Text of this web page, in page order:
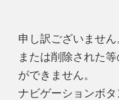
申し訳ございませ
または削除された
ができません。
ナビゲーションボ